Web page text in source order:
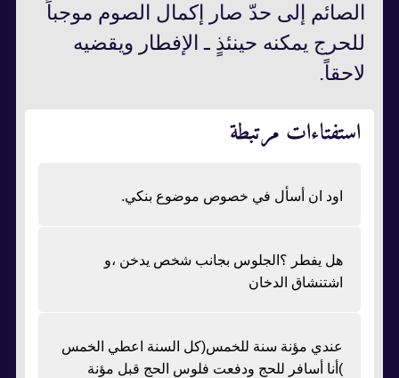
الصائم إلى حدّ صار إكمال الصوم موجباً
للحرج يمكنه حينئذٍ ـ الإفطار ويقضيه
لاحقاً.
استفتاءات مرتبطة
اود ان أسأل في خصوص موضوع بنكي.
هل يفطر ؟الجلوس بجانب شخص يدخن ،و
اشتنشاق الدخان
عندي مؤنة سنة للخمس(كل السنة اعطي الخمس
)أنا أسافر للحج ودفعت فلوس الحج قبل مؤنة